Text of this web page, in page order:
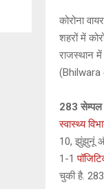
कोरोना
शहरों में
राजस्थान में
(Bhilwara
283 सेम्पल
स्वास्थ्य
10, झुंझुनूं
1-1
चुकी है.